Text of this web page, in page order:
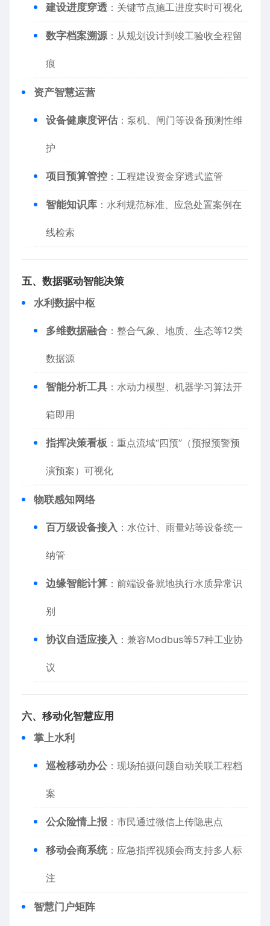
​建设进度穿透​ ​：关键节点施工进度实时可视化
​数字档案溯源​ ​：从规划设计到竣工验收全程留
痕
​资产智慧运营​
​设备健康度评估​ ​：泵机、闸门等设备预测性维
护
​项目预算管控​ ​：工程建设资金穿透式监管
​智能知识库​ ​：水利规范标准、应急处置案例在
线检索
​五、数据驱动智能决策​
​水利数据中枢​
​多维数据融合​ ​：整合气象、地质、生态等12类
数据源
​智能分析工具​ ​：水动力模型、机器学习算法开
箱即用
​指挥决策看板​ ​：重点流域“四预”（预报预警预
演预案）可视化
​物联感知网络​
​百万级设备接入​ ​：水位计、雨量站等设备统一
纳管
​边缘智能计算​ ​：前端设备就地执行水质异常识
别
​协议自适应接入​ ​：兼容Modbus等57种工业协
议
​六、移动化智慧应用​
​掌上水利​
​巡检移动办公​ ​：现场拍摄问题自动关联工程档
案
​公众险情上报​ ​：市民通过微信上传隐患点
​移动会商系统​​：应急指挥视频会商支持多人标
注
​智慧门户矩阵​